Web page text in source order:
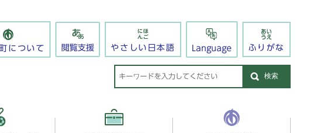
について 閲覧支援 やさしい日本語 Language ふりがな
検索